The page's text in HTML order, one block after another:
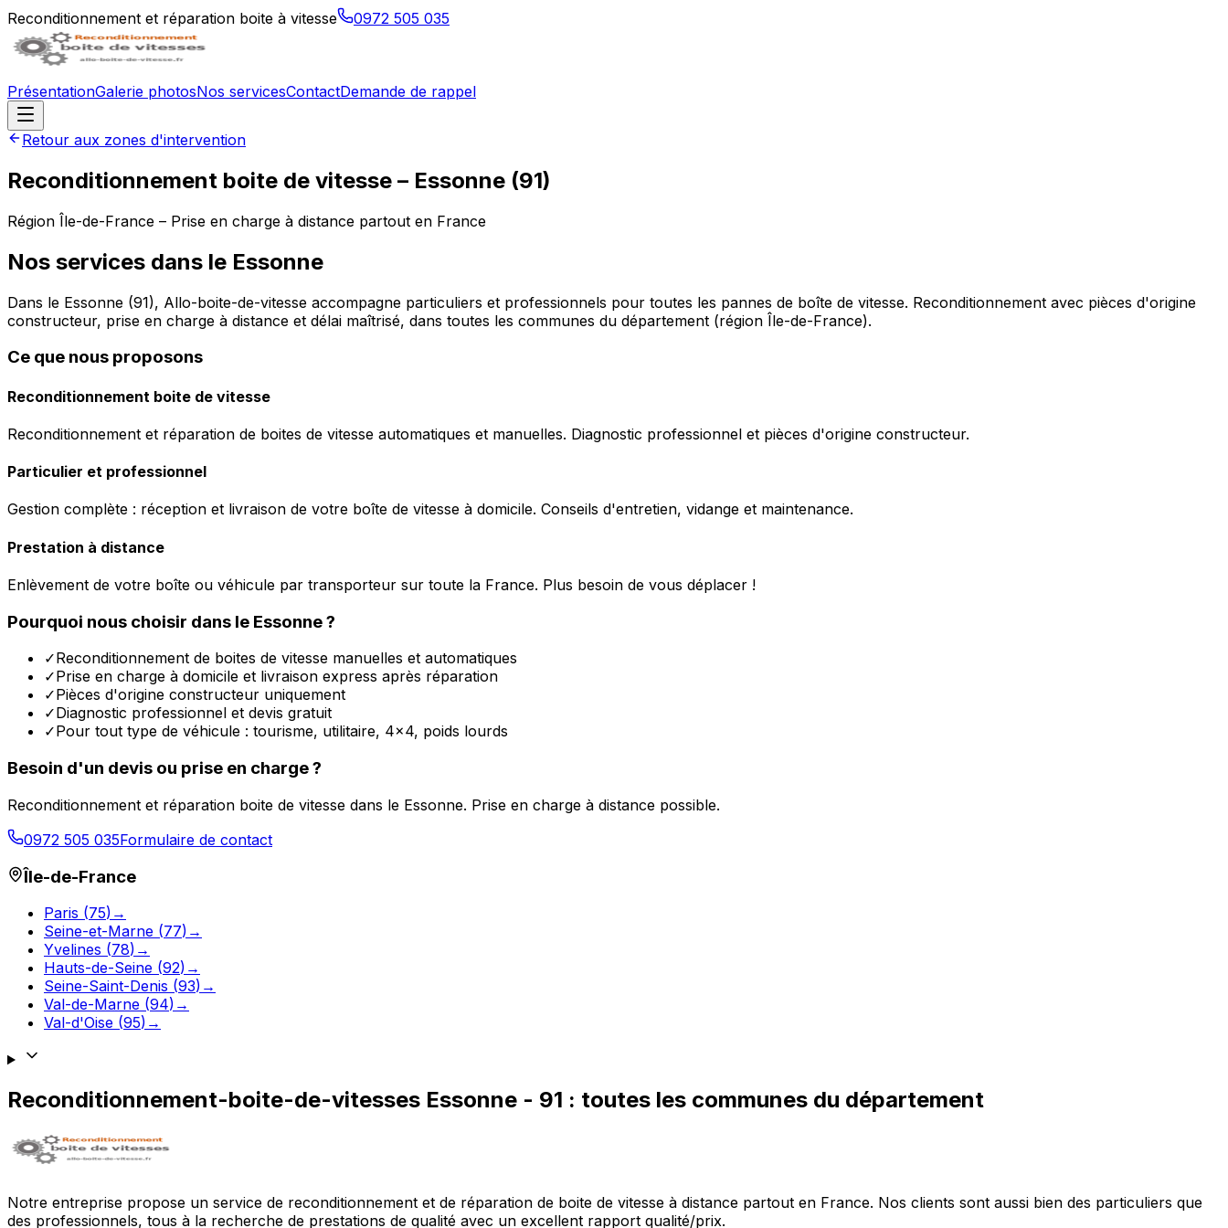
Reconditionnement et réparation boite à vitesse 0972 505 035
PrésentationGalerie photosNos servicesContactDemande de rappel
Retour aux zones d'intervention
Reconditionnement boite de vitesse – Essonne (91)
Région Île-de-France – Prise en charge à distance partout en France
Nos services dans le Essonne
Dans le Essonne (91), Allo-boite-de-vitesse accompagne particuliers et professionnels pour toutes les pannes de boîte de vitesse. Reconditionnement avec pièces d'origine
constructeur, prise en charge à distance et délai maîtrisé, dans toutes les communes du département (région Île-de-France).
Ce que nous proposons
Reconditionnement boite de vitesse
Reconditionnement et réparation de boites de vitesse automatiques et manuelles. Diagnostic professionnel et pièces d'origine constructeur.
Particulier et professionnel
Gestion complète : réception et livraison de votre boîte de vitesse à domicile. Conseils d'entretien, vidange et maintenance.
Prestation à distance
Enlèvement de votre boîte ou véhicule par transporteur sur toute la France. Plus besoin de vous déplacer !
Pourquoi nous choisir dans le Essonne?
✓Reconditionnement de boites de vitesse manuelles et automatiques
✓Prise en charge à domicile et livraison express après réparation
✓Pièces d'origine constructeur uniquement
✓Diagnostic professionnel et devis gratuit
✓Pour tout type de véhicule : tourisme, utilitaire, 4x4, poids lourds
Besoin d'un devis ou prise en charge ?
Reconditionnement et réparation boite de vitesse dans le Essonne. Prise en charge à distance possible.
0972 505 035Formulaire de contact
Île-de-France
Paris (75) →
Seine-et-Marne (77) →
Yvelines (78) →
Hauts-de-Seine (92) →
Seine-Saint-Denis (93) →
Val-de-Marne (94) →
Val-d'Oise (95) →
Reconditionnement-boite-de-vitesses Essonne - 91 : toutes les communes du département
Notre entreprise propose un service de reconditionnement et de réparation de boite de vitesse à distance partout en France. Nos clients sont aussi bien des particuliers que
des professionnels, tous à la recherche de prestations de qualité avec un excellent rapport qualité/prix.